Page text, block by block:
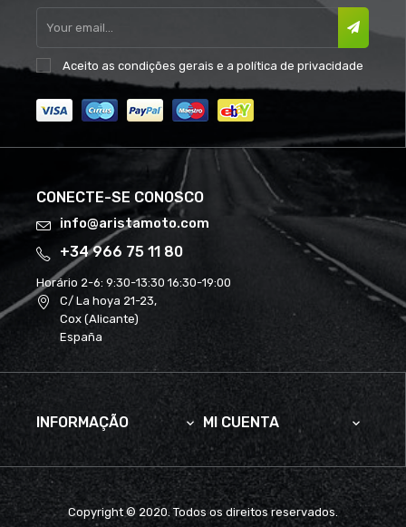
Aceito as condições gerais e a política de privacidade
CONECTE-SE CONOSCO
info@aristamoto.com
+34 966 75 11 80
Horário 2-6: 9:30-13:30 16:30-19:00
C/ La hoya 21-23,
Cox (Alicante)
España
INFORMAÇÃO  MI CUENTA 
Copyright © 2020. Todos os direitos reservados.